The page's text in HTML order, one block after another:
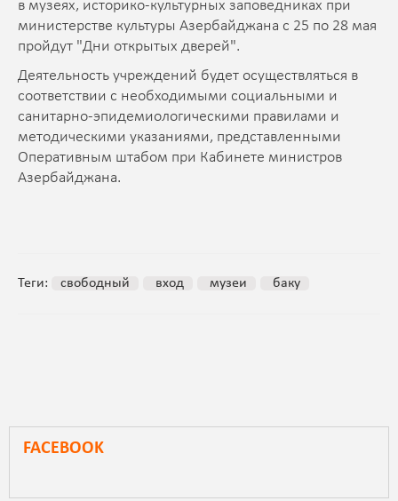
в музеях, историко-культурных заповедниках при
министерстве культуры Азербайджана с 25 по 28 мая
пройдут "Дни открытых дверей".
Деятельность учреждений будет осуществляться в
соответствии с необходимыми социальными и
санитарно-эпидемиологическими правилами и
методическими указаниями, представленными
Оперативным штабом при Кабинете министров
Азербайджана.
Теги: свободный вход музеи баку
FACEBOOK